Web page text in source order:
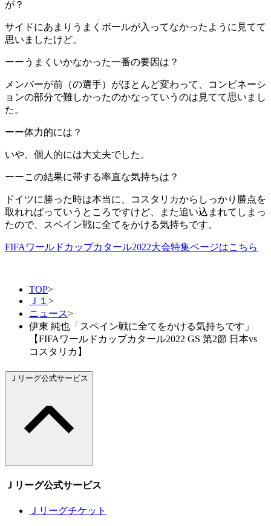
が？
サイドにあまりうまくボールが入ってなかったように見てて
思いましたけど。
ーーうまくいかなかった一番の要因は？
メンバーが前（の選手）がほとんど変わって、コンビネーシ
ョンの部分で難しかったのかなっていうのは見てて思いまし
た。
ーー体力的には？
いや、個人的には大丈夫でした。
ーーこの結果に帯する率直な気持ちは？
ドイツに勝った時は本当に、コスタリカからしっかり勝点を
取れればっていうところですけど、また追い込まれてしまっ
たので、スペイン戦に全てをかける気持ちです。
FIFAワールドカップカタール2022大会特集ページはこちら
TOP>
Ｊ１ >
ニュース>
伊東 純也「スペイン戦に全てをかける気持ちです」
【FIFAワールドカップカタール2022 GS 第2節 日本vs
コスタリカ】
Ｊリーグ公式サービス
Ｊリーグ公式サービス
Ｊリーグチケット